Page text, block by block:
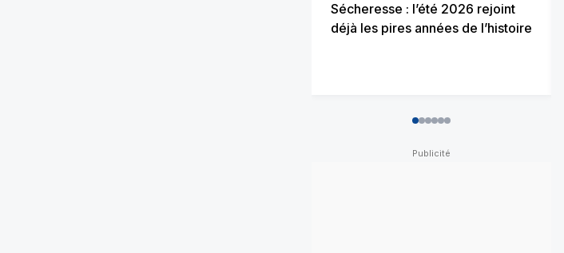
Sécheresse : l’été 2026 rejoint
déjà les pires années de l’histoire